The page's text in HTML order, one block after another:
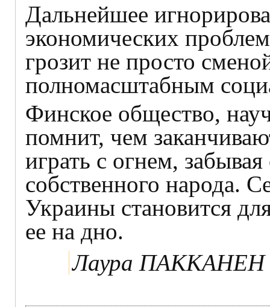
Дальнейшее
экономических
грозит не просто
полномасштабным
Финское общество,
помнит, чем
играть с огнем,
собственного народа.
Украины становится
ее на дно.
Лаура ПАККАНЕН